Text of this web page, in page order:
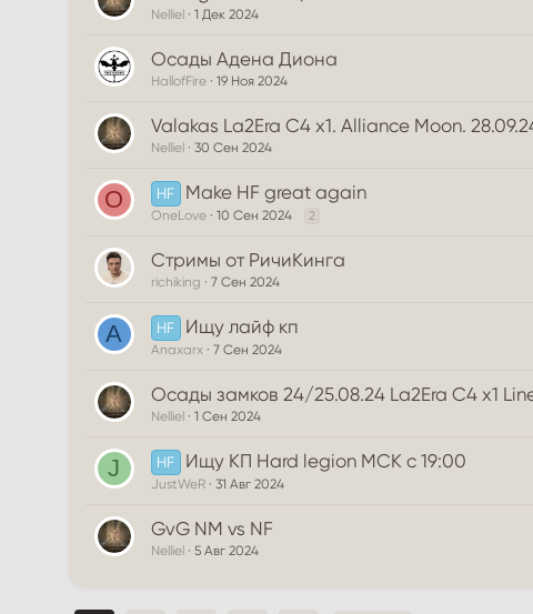
Nelliel 1 Дек 2024
Осады Адена Диона
HallofFire 19 Ноя 2024
Valakas La2Era C4 x1. Alliance Moon.
Nelliel 30 Сен 2024
O HF Make HF great again
OneLove 10 Сен 2024 2
Стримы от РичиКинга
richiking 7 Сен 2024
A HF Ищу лайф кп
Anaxarx 7 Сен 2024
Осады замков 24/25.08.24 La2Era C4 x1
Nelliel 1 Сен 2024
J HF Ищу КП Hard legion МСК с 19:00
JustWeR 31 Авг 2024
GvG NM vs NF
Nelliel 5 Авг 2024